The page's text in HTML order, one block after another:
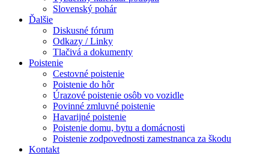
Slovenský pohár
Ďalšie
Diskusné fórum
Odkazy / Linky
Tlačivá a dokumenty
Poistenie
Cestovné poistenie
Poistenie do hôr
Úrazové poistenie osôb vo vozidle
Povinné zmluvné poistenie
Havarijné poistenie
Poistenie domu, bytu a domácnosti
Poistenie zodpovednosti zamestnanca za škodu
Kontakt